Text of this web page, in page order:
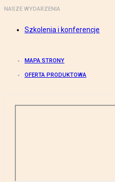
NASZE WYDARZENIA
Szkolenia i konferencje
MAPA STRONY
OFERTA PRODUKTOWA